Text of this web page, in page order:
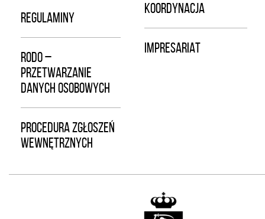
REGULAMINY
RODO –
PRZETWARZANIE
DANYCH OSOBOWYCH
PROCEDURA ZGŁOSZEŃ
WEWNĘTRZNYCH
KOORDYNACJA
IMPRESARIAT